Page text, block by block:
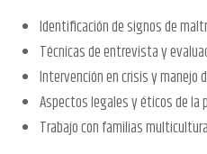
Identificación de signos de
Técnicas de entrevista y
Intervención en crisis y manejo
Aspectos legales y éticos de la
Trabajo con familias